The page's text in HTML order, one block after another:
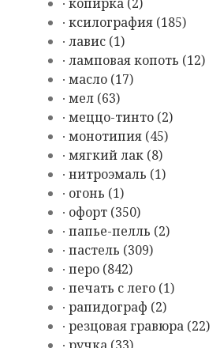
∙ ксилография (185)
∙ лавис (1)
∙ ламповая копоть (12)
∙ масло (17)
∙ мел (63)
∙ меццо-тинто (2)
∙ монотипия (45)
∙ мягкий лак (8)
∙ нитроэмаль (1)
∙ огонь (1)
∙ офорт (350)
∙ папье-пелль (2)
∙ пастель (309)
∙ перо (842)
∙ печать с лего (1)
∙ рапидограф (2)
∙ резцовая гравюра (22)